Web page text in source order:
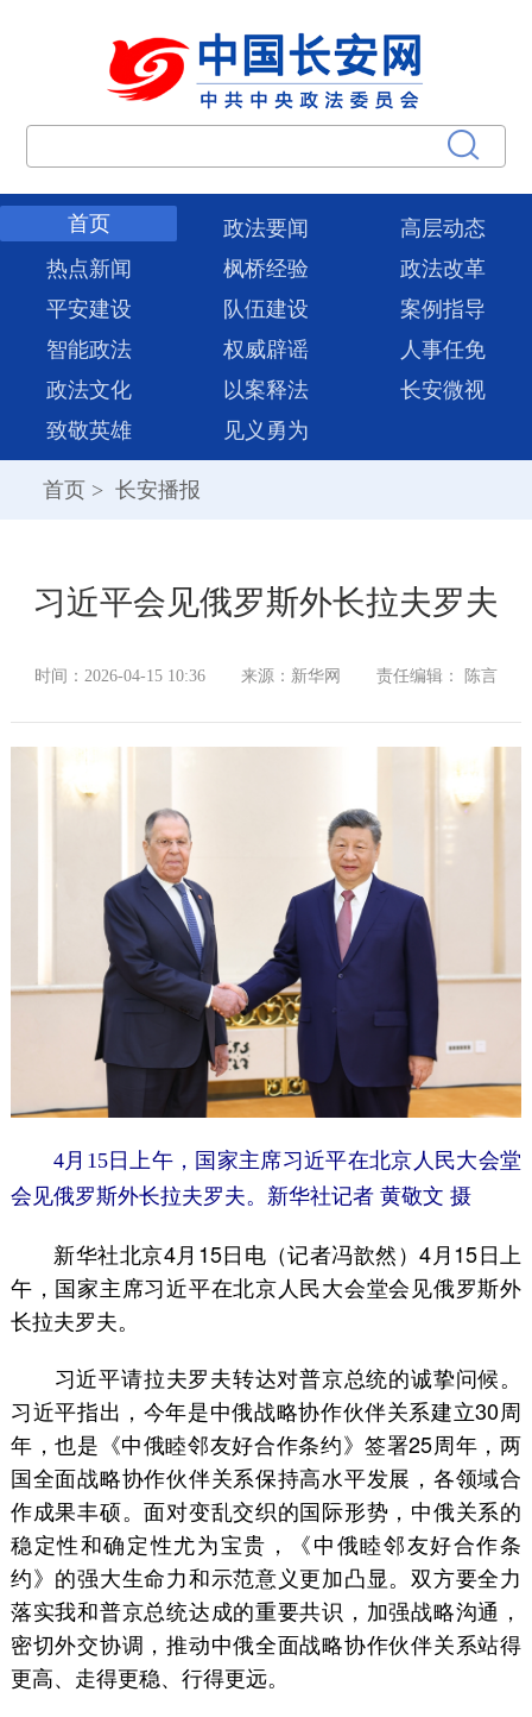
首页 政法要闻
高层动态
热点新闻
枫桥经验
政法改革
平安建设
队伍建设
案例指导
智能政法
权威辟谣
人事任免
政法文化
以案释法
长安微视
致敬英雄
见义勇为
首页 > 长安播报
习近平会见俄罗斯外长拉夫罗夫
时间：2026-04-15 10:36 来源：新华网 责任编辑： 陈言
4月15日上午，国家主席习近平在北京人民大会堂
会见俄罗斯外长拉夫罗夫。新华社记者 黄敬文 摄
新华社北京4月15日电（记者冯歆然）4月15日上
午，国家主席习近平在北京人民大会堂会见俄罗斯外
长拉夫罗夫。
习近平请拉夫罗夫转达对普京总统的诚挚问候。
习近平指出，今年是中俄战略协作伙伴关系建立30周
年，也是《中俄睦邻友好合作条约》签署25周年，两
国全面战略协作伙伴关系保持高水平发展，各领域合
作成果丰硕。面对变乱交织的国际形势，中俄关系的
稳定性和确定性尤为宝贵，《中俄睦邻友好合作条
约》的强大生命力和示范意义更加凸显。双方要全力
落实我和普京总统达成的重要共识，加强战略沟通，
密切外交协调，推动中俄全面战略协作伙伴关系站得
更高、走得更稳、行得更远。